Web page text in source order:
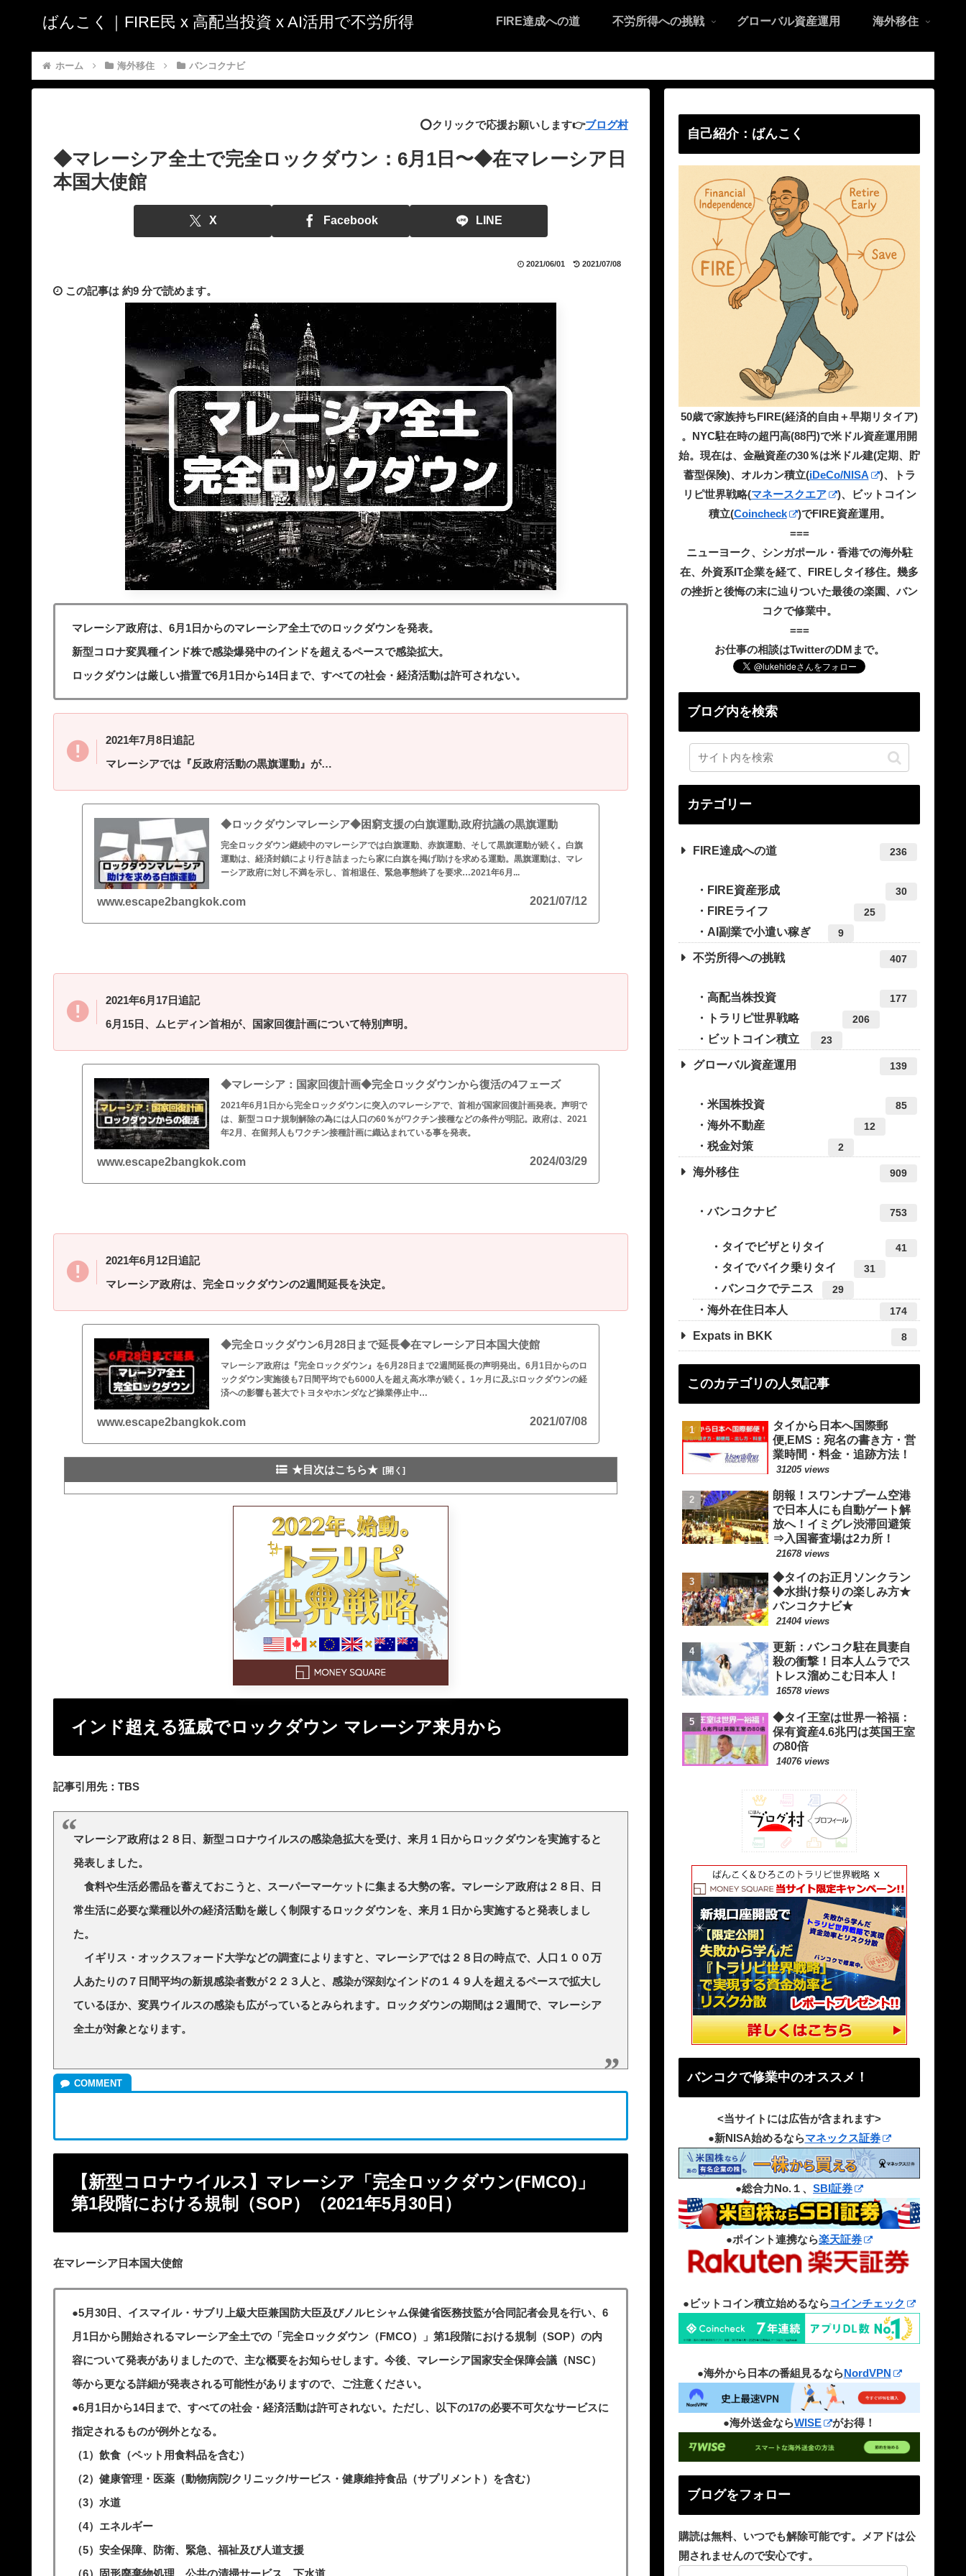
ばんこく｜FIRE民 x 高配当投資 x AI活用で不労所得 FIRE達成への道 不労所得への挑戦 グローバル資産運用 海外移住
ホーム 海外移住 バンコクナビ
⭕️クリックで応援お願いします👉ブログ村
◆マレーシア全土で完全ロックダウン：6月1日〜◆在マレーシア日
本国大使館
X Facebook LINE
2021/06/01 2021/07/08
この記事は 約9 分で読めます。
マレーシア政府は、6月1日からのマレーシア全土でのロックダウンを発表。
新型コロナ変異種インド株で感染爆発中のインドを超えるペースで感染拡大。
ロックダウンは厳しい措置で6月1日から14日まで、すべての社会・経済活動は許可されない。
2021年7月8日追記
マレーシアでは『反政府活動の黒旗運動』が…
◆ロックダウンマレーシア◆困窮支援の白旗運動,政府抗議の黒旗運動
完全ロックダウン継続中のマレーシアでは白旗運動、赤旗運動、そして黒旗運動が続く。白旗
運動は、経済封鎖により行き詰まったら家に白旗を掲げ助けを求める運動。黒旗運動は、マレ
ーシア政府に対し不満を示し、首相退任、緊急事態終了を要求…2021年6月...
www.escape2bangkok.com 2021/07/12
2021年6月17日追記
6月15日、ムヒディン首相が、国家回復計画について特別声明。
◆マレーシア：国家回復計画◆完全ロックダウンから復活の4フェーズ
2021年6月1日から完全ロックダウンに突入のマレーシアで、首相が国家回復計画発表。声明で
は、新型コロナ規制解除の為には人口の60％がワクチン接種などの条件が明記。政府は、2021
年2月、在留邦人もワクチン接種計画に織込まれている事を発表。
www.escape2bangkok.com 2024/03/29
2021年6月12日追記
マレーシア政府は、完全ロックダウンの2週間延長を決定。
◆完全ロックダウン6月28日まで延長◆在マレーシア日本国大使館
マレーシア政府は『完全ロックダウン』を6月28日まで2週間延長の声明発出。6月1日からのロ
ックダウン実施後も7日間平均でも6000人を超え高水準が続く。1ヶ月に及ぶロックダウンの経
済への影響も甚大でトヨタやホンダなど操業停止中…
www.escape2bangkok.com 2021/07/08
★目次はこちら★
インド超える猛威でロックダウン マレーシア来月から
記事引用先：TBS
マレーシア政府は２８日、新型コロナウイルスの感染急拡大を受け、来月１日からロックダウンを実施すると
発表しました。
食料や生活必需品を蓄えておこうと、スーパーマーケットに集まる大勢の客。マレーシア政府は２８日、日
常生活に必要な業種以外の経済活動を厳しく制限するロックダウンを、来月１日から実施すると発表しまし
た。
イギリス・オックスフォード大学などの調査によりますと、マレーシアでは２８日の時点で、人口１００万
人あたりの７日間平均の新規感染者数が２２３人と、感染が深刻なインドの１４９人を超えるペースで拡大し
ているほか、変異ウイルスの感染も広がっているとみられます。ロックダウンの期間は２週間で、マレーシア
全土が対象となります。
【新型コロナウイルス】マレーシア「完全ロックダウン(FMCO)」
第1段階における規制（SOP）（2021年5月30日）
在マレーシア日本国大使館
●5月30日、イスマイル・サブリ上級大臣兼国防大臣及びノルヒシャム保健省医務技監が合同記者会見を行い、6
月1日から開始されるマレーシア全土での「完全ロックダウン（FMCO）」第1段階における規制（SOP）の内
容について発表がありましたので、主な概要をお知らせします。今後、マレーシア国家安全保障会議（NSC）
等から更なる詳細が発表される可能性がありますので、ご注意ください。
●6月1日から14日まで、すべての社会・経済活動は許可されない。ただし、以下の17の必要不可欠なサービスに
指定されるものが例外となる。
（1）飲食（ペット用食料品を含む）
（2）健康管理・医薬（動物病院/クリニック/サービス・健康維持食品（サプリメント）を含む）
（3）水道
（4）エネルギー
（5）安全保障、防衛、緊急、福祉及び人道支援
（6）固形廃棄物処理、公共の清掃サービス、下水道
自己紹介：ばんこく
50歳で家族持ちFIRE(経済的自由＋早期リタイア)
。NYC駐在時の超円高(88円)で米ドル資産運用開
始。現在は、金融資産の30％は米ドル建(定期、貯
蓄型保険)、オルカン積立(iDeCo/NISA
)、トラ
リピ世界戦略(マネースクエア
)、ビットコイン
積立(Coincheck
)でFIRE資産運用。
===
ニューヨーク、シンガポール・香港での海外駐
在、外資系IT企業を経て、FIREしタイ移住。幾多
の挫折と後悔の末に辿りついた最後の楽園、バン
コクで修業中。
===
お仕事の相談はTwitterのDMまで。
ブログ内を検索
カテゴリー
FIRE達成への道 236
FIRE資産形成 30
FIREライフ 25
AI副業で小遣い稼ぎ 9
不労所得への挑戦 407
高配当株投資 177
トラリピ世界戦略 206
ビットコイン積立 23
グローバル資産運用 139
米国株投資 85
海外不動産 12
税金対策 2
海外移住 909
バンコクナビ 753
タイでビザとりタイ 41
タイでバイク乗りタイ 31
バンコクでテニス 29
海外在住日本人 174
Expats in BKK 8
このカテゴリの人気記事
タイから日本へ国際郵
便,EMS：宛名の書き方・営
業時間・料金・追跡方法！
31205 views
朗報！スワンナプーム空港
で日本人にも自動ゲート解
放へ！イミグレ渋滞回避策
⇒入国審査場は2カ所！
21678 views
◆タイのお正月ソンクラン
◆水掛け祭りの楽しみ方★
バンコクナビ★
21404 views
更新：バンコク駐在員妻自
殺の衝撃！日本人ムラでス
トレス溜めこむ日本人！
16578 views
◆タイ王室は世界一裕福：
保有資産4.6兆円は英国王室
の80倍
14076 views
バンコクで修業中のオススメ！
<当サイトには広告が含まれます>
●新NISA始めるならマネックス証券
●総合力No.１、 SBI証券
●ポイント連携なら楽天証券
●ビットコイン積立始めるならコインチェック
●海外から日本の番組見るならNordVPN
●海外送金ならWISE がお得！
ブログをフォロー
購読は無料、いつでも解除可能です。メアドは公
開されませんので安心です。